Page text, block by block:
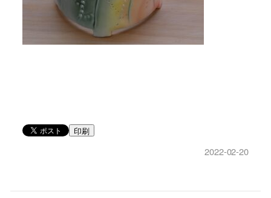
印刷
2022-02-20